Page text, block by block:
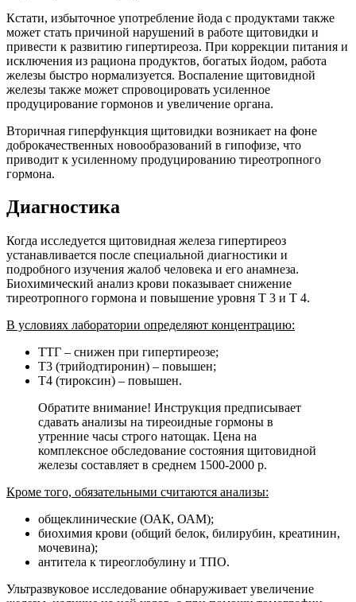
Кстати, избыточное употребление йода с продуктами также
может стать причиной нарушений в работе щитовидки и
привести к развитию гипертиреоза. При коррекции питания и
исключения из рациона продуктов, богатых йодом, работа
железы быстро нормализуется. Воспаление щитовидной
железы также может спровоцировать усиленное
продуцирование гормонов и увеличение органа.
Вторичная гиперфункция щитовидки возникает на фоне
доброкачественных новообразований в гипофизе, что
приводит к усиленному продуцированию тиреотропного
гормона.
Диагностика
Когда исследуется щитовидная железа гипертиреоз
устанавливается после специальной диагностики и
подробного изучения жалоб человека и его анамнеза.
Биохимический анализ крови показывает снижение
тиреотропного гормона и повышение уровня Т 3 и Т 4.
В условиях лаборатории определяют концентрацию:
ТТГ – снижен при гипертиреозе;
Т3 (трийодтиронин) – повышен;
Т4 (тироксин) – повышен.
Обратите внимание! Инструкция предписывает
сдавать анализы на тиреоидные гормоны в
утренние часы строго натощак. Цена на
комплексное обследование состояния щитовидной
железы составляет в среднем 1500-2000 р.
Кроме того, обязательными считаются анализы:
общеклинические (ОАК, ОАМ);
биохимия крови (общий белок, билирубин, креатинин,
мочевина);
антитела к тиреоглобулину и ТПО.
Ультразвуковое исследование обнаруживает увеличение